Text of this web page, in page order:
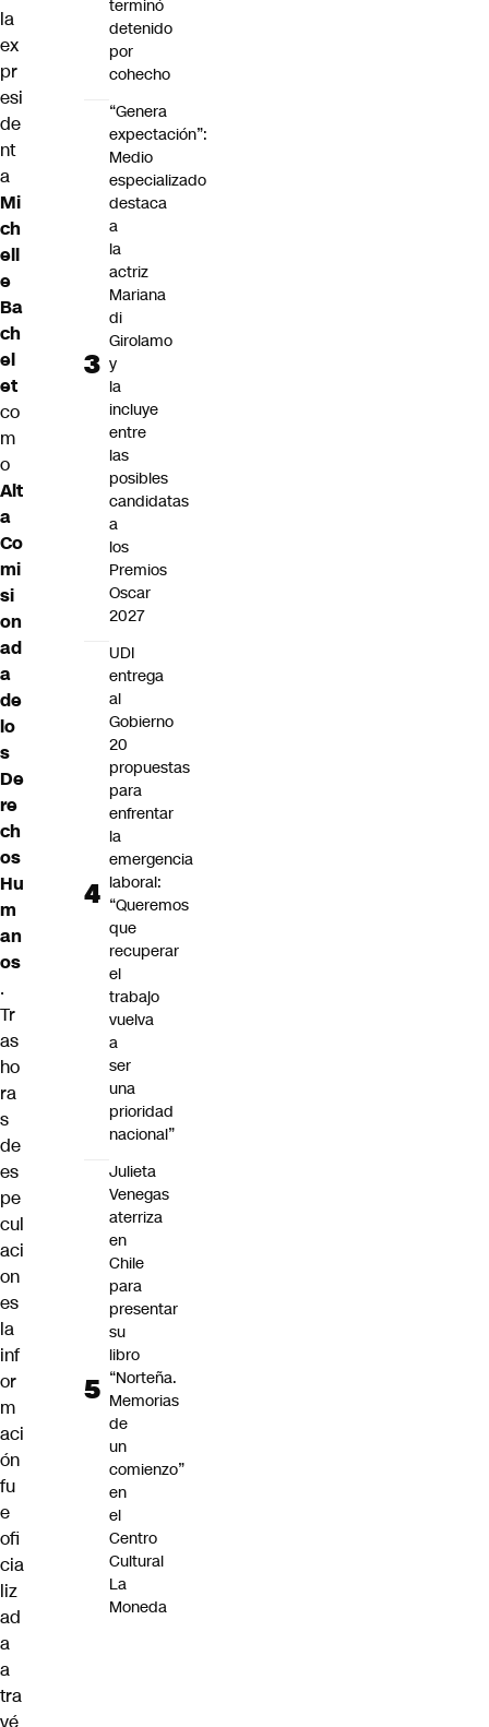
la
ex
pr
esi
de
nt
a
Mi
ch
ell
e
Ba
ch
el
et
co
m
o
Alt
a
Co
mi
si
on
ad
a
de
lo
s
De
re
ch
os
Hu
m
an
os
.
Tr
as
ho
ra
s
de
es
pe
cul
aci
on
es
la
inf
or
m
aci
ón
fu
e
ofi
cia
liz
ad
a
a
tra
vé
terminó
detenido
por
cohecho
“Genera
expectación”:
Medio
especializado
destaca
a
la
actriz
Mariana
di
Girolamo
y
la
incluye
entre
las
posibles
candidatas
a
los
Premios
Oscar
2027
UDI
entrega
al
Gobierno
20
propuestas
para
enfrentar
la
emergencia
laboral:
“Queremos
que
recuperar
el
trabajo
vuelva
a
ser
una
prioridad
nacional”
Julieta
Venegas
aterriza
en
Chile
para
presentar
su
libro
“Norteña.
Memorias
de
un
comienzo”
en
el
Centro
Cultural
La
Moneda